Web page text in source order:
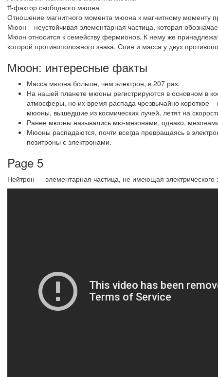
tf-фактор свободного мюона
Отношение магнитного момента мюона к магнитному моменту
Мюон – неустойчивая элементарная частица, которая
Мюон относится к семейству фермионов. К нему же
которой противоположного знака. Спин и масса у двух
Мюон: интересные факты
Масса мюона больше, чем электрон, в 207 раз.
На нашей планете мюоны регистрируются в основном в
атмосферы, но их время распада чрезвычайно короткое –
мюоны, вышедшие из космических лучей, летят на
Ранее мюоны назывались мю-мезонами, однако,
Мюоны распадаются, почти всегда превращаясь в
позитроны с электронами.
Page 5
Нейтрон — элементарная частица, не имеющая электрического